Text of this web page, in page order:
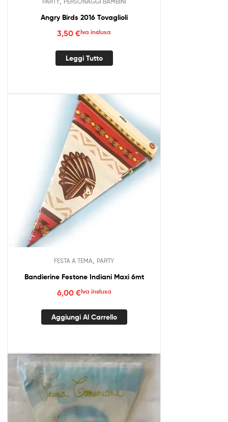
Angry Birds 2016 Tovaglioli
3,50 €Iva inclusa
Leggi Tutto
FESTA A TEMA PARTY
Bandierine Festone Indiani Maxi 6mt
6,00 €Iva inclusa
Aggiungi Al Carrello